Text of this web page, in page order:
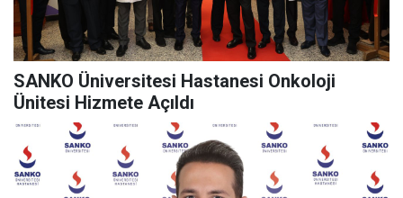
SANKO Üniversitesi Hastanesi Onkoloji
Ünitesi Hizmete Açıldı